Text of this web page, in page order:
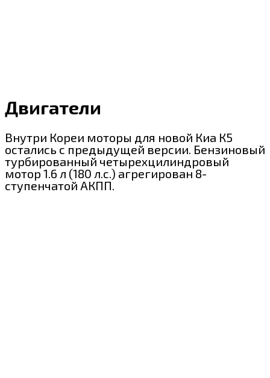
Двигатели
Внутри Кореи моторы для новой Киа К5
остались с предыдущей версии. Бензиновый
турбированный четырехцилиндровый
мотор 1.6 л (180 л.с.) агрегирован 8-
ступенчатой АКПП.